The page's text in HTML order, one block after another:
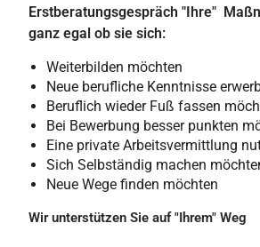
Erstberatungsgespräch "Ihre"
ganz egal ob sie sich:
Weiterbilden möchten
Neue berufliche Kenntnisse
Beruflich wieder Fuß fassen
Bei Bewerbung besser punkten
Eine private Arbeitsvermittlung
Sich Selbständig machen
Neue Wege finden möchten
Wir unterstützen Sie auf "Ihrem" Weg